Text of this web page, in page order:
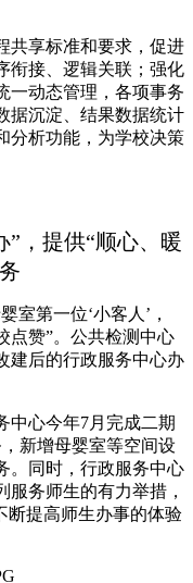
共享标准和要求，促进
衔接、逻辑关联；强化
一动态管理，各项事务
据沉淀、结果数据统计
分析功能，为学校决策
”，提供“顺心、暖
室第一位‘小客人’，
点赞”。公共检测中心
建后的行政服务中心办
中心今年7月完成二期
新增母婴室等空间设
。同时，行政服务中心
务师生的有力举措，
断提高师生办事的体验